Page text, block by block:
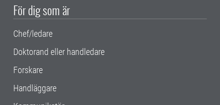
För dig som är
Chef/ledare
Doktorand eller handledare
Forskare
Handläggare